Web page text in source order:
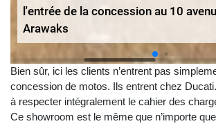
l'entrée de la concession au 10
Arawaks
Bien sûr, ici les clients n’entrent pas
concession de motos. Ils entrent chez
à respecter intégralement le cahier des
Ce showroom est le même que n’importe